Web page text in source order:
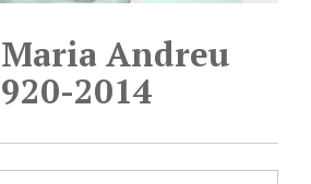
Maria Andreu
2014